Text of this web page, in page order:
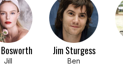
Jill
Jim Sturgess
Ben